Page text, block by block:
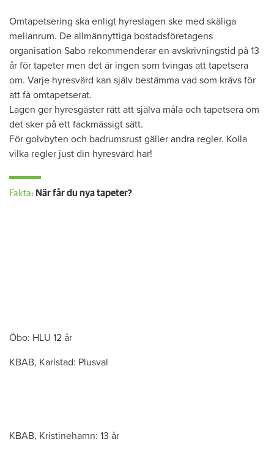
Omtapetsering ska enligt hyreslagen ske med skäliga
mellanrum. De allmännyttiga bostadsföretagens
organisation Sabo rekommenderar en avskrivningstid på 13
år för tapeter men det är ingen som tvingas att tapetsera
om. Varje hyresvärd kan själv bestämma vad som krävs för
att få omtapetserat.
Lagen ger hyresgäster rätt att själva måla och tapetsera om
det sker på ett fackmässigt sätt.
För golvbyten och badrumsrust gäller andra regler. Kolla
vilka regler just din hyresvärd har!
Fakta: När får du nya tapeter?
Öbo: HLU 12 år
KBAB, Karlstad: Plusval
KBAB, Kristinehamn: 13 år